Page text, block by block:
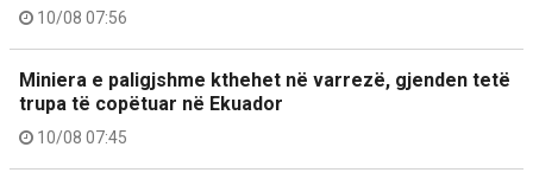
10/08 07:56
Miniera e paligjshme kthehet në varrezë, gjenden tetë
trupa të copëtuar në Ekuador
10/08 07:45